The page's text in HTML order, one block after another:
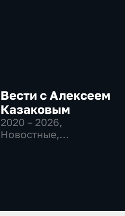
Вести с Алексеем
Казаковым
2020 – 2026,
Новостные,